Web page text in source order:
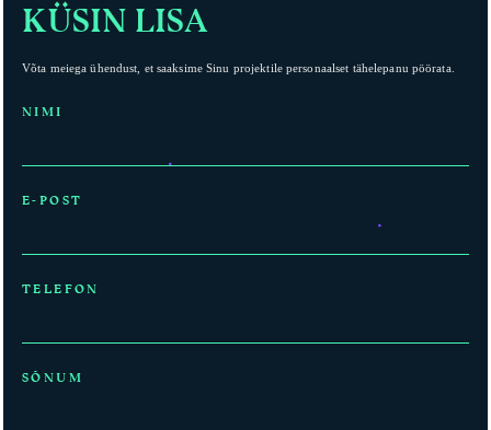
KÜSIN LISA
Võta meiega ühendust, et saaksime Sinu projektile personaalset tähelepanu pöörata.
NIMI
E-POST
TELEFON
SÕNUM